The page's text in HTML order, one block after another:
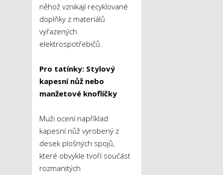
něhož vznikají recyklované
doplňky z materiálů
vyřazených
elektrospotřebičů.
Pro tatínky: Stylový
kapesní nůž nebo
manžetové knoflíčky
Muži ocení například
kapesní nůž vyrobený z
desek plošných spojů,
které obvykle tvoří součást
rozmanitých